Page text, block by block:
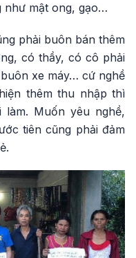
như mật ong, gạo…
phải buôn bán thêm
có thầy, có cô phải
xe máy… cứ nghề
thêm thu nhập thì
làm. Muốn yêu nghề,
tiên cũng phải đảm